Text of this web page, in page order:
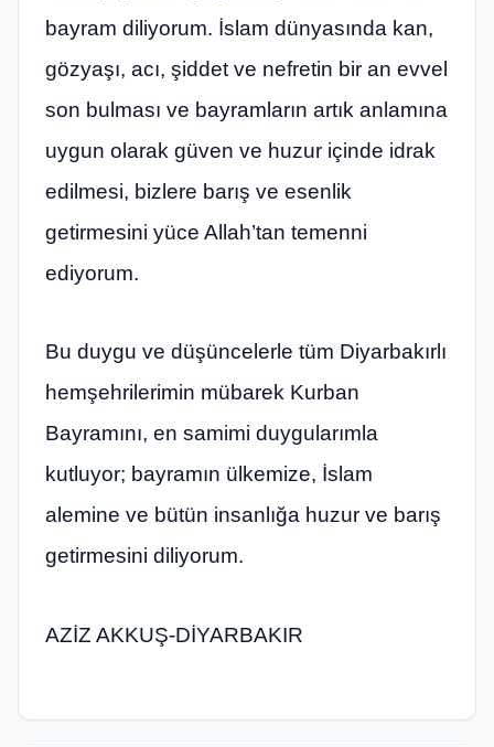
bayram diliyorum. İslam dünyasında kan,
gözyaşı, acı, şiddet ve nefretin bir an evvel
son bulması ve bayramların artık anlamına
uygun olarak güven ve huzur içinde idrak
edilmesi, bizlere barış ve esenlik
getirmesini yüce Allah’tan temenni
ediyorum.
Bu duygu ve düşüncelerle tüm Diyarbakırlı
hemşehrilerimin mübarek Kurban
Bayramını, en samimi duygularımla
kutluyor; bayramın ülkemize, İslam
alemine ve bütün insanlığa huzur ve barış
getirmesini diliyorum.
AZİZ AKKUŞ-DİYARBAKIR